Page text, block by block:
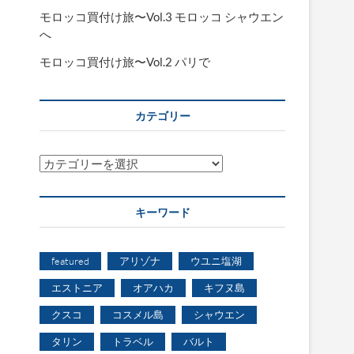
モロッコ買付け旅〜Vol.3 モロッコ シャウエン
へ
モロッコ買付け旅〜Vol.2 パリで
カテゴリー
カ
ゴ
ー
キーワード
featured アリゾナ ウユニ塩湖
エストニア オアハカ キフヌ島
クスコ コスメル島 シャウエン
タリン トラベル バルト